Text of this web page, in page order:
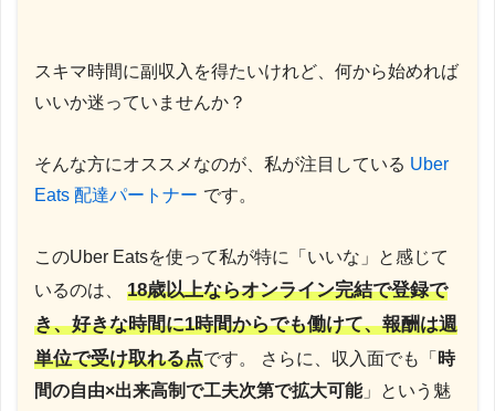
スキマ時間に副収入を得たいけれど、何から始めれば
いいか迷っていませんか？
そんな方にオススメなのが、私が注目している Uber
Eats 配達パートナー です。
このUber Eatsを使って私が特に「いいな」と感じて
いるのは、 18歳以上ならオンライン完結で登録で
き、好きな時間に1時間からでも働けて、報酬は週
単位で受け取れる点です。 さらに、収入面でも「 時
間の自由×出来高制で工夫次第で拡大可能」という魅